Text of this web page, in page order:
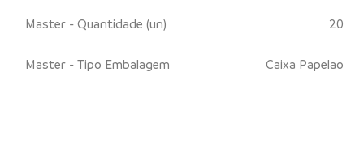
Master - Quantidade (un) 20
Master - Tipo Embalagem Caixa Papelao